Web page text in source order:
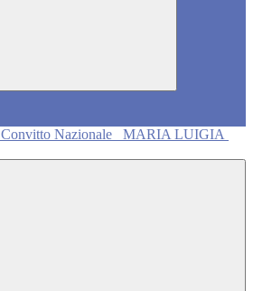
Convitto Nazionale
MARIA LUIGIA